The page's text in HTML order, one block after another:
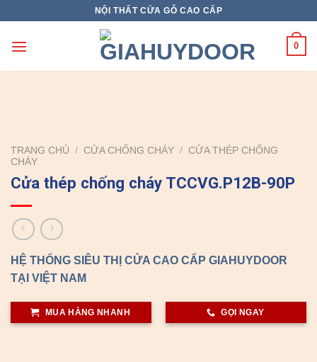
content
NỘI THẤT CỬA GỖ CAO CẤP
0
TRANG CHỦ / CỬA CHỐNG CHÁY / CỬA THÉP CHỐNG
CHÁY
Cửa thép chống cháy TCCVG.P12B-90P
HỆ THỐNG SIÊU THỊ CỬA CAO CẤP GIAHUYDOOR
TẠI VIỆT NAM
MUA HÀNG NHANH GỌI NGAY